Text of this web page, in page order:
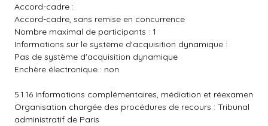
Accord-cadre :
Accord-cadre, sans remise en concurrence
Nombre maximal de participants : 1
Informations sur le système d'acquisition dynamique :
Pas de système d'acquisition dynamique
Enchère électronique : non
5.1.16 Informations complémentaires, médiation et réexamen
Organisation chargée des procédures de recours : Tribunal
administratif de Paris